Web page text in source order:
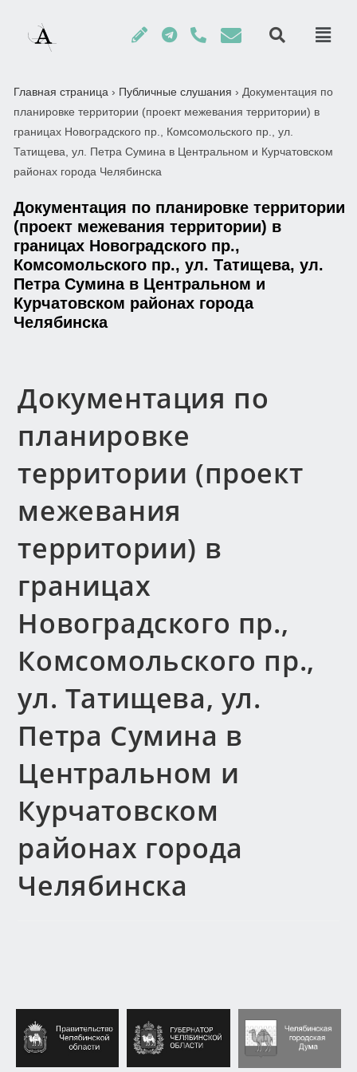
Главная страница › Публичные слушания › Документация по
планировке территории (проект межевания территории) в
границах Новоградского пр., Комсомольского пр., ул.
Татищева, ул. Петра Сумина в Центральном и Курчатовском
районах города Челябинска
Документация по планировке территории
(проект межевания территории) в
границах Новоградского пр.,
Комсомольского пр., ул. Татищева, ул.
Петра Сумина в Центральном и
Курчатовском районах города
Челябинска
Документация по
планировке
территории (проект
межевания
территории) в
границах
Новоградского пр.,
Комсомольского пр.,
ул. Татищева, ул.
Петра Сумина в
Центральном и
Курчатовском
районах города
Челябинска